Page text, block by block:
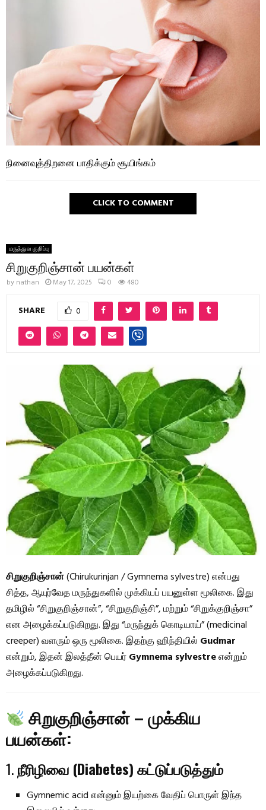
நினைவுத்திறனை பாதிக்கும் சூயிங்கம்
CLICK TO COMMENT
மருத்துவ குறிப்பு
சிறுகுறிஞ்சான் பயன்கள்
by nathan May 17, 2025 0 480
SHARE 0
சிறுகுறிஞ்சான்(Chirukurinjan / Gymnema sylvestre) என்பது
சித்த, ஆயுர்வேத மருந்துகளில் முக்கியப் பயனுள்ள மூலிகை. இது
தமிழில் “சிறுகுறிஞ்சான்”, “சிறுகுறிஞ்சி”, மற்றும் “சிறுக்குறிஞ்சா”
என அழைக்கப்படுகிறது. இது “மருந்துக் கொடியாய்” (medicinal
creeper) வளரும் ஒரு மூலிகை. இதற்கு ஹிந்தியில் Gudmar
என்றும், இதன் இலத்தீன் பெயர்Gymnema sylvestreஎன்றும்
அழைக்கப்படுகிறது.
சிறுகுறிஞ்சான் – முக்கிய
பயன்கள்:
1.நீரிழிவை (Diabetes) கட்டுப்படுத்தும்
Gymnemic acid என்னும் இயற்கை வேதிப் பொருள் இந்த